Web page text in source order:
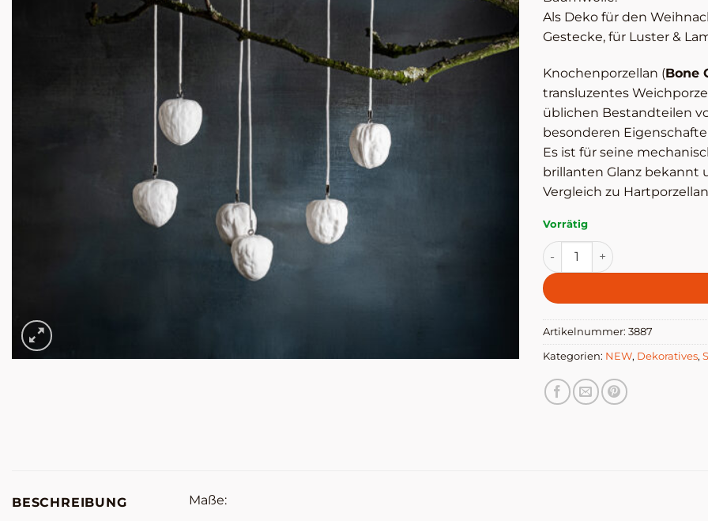
Als Deko für den
Gestecke, für Luster &
Knochenporzellan (Bone
transluzentes
üblichen Bestandteilen
besonderen
Es ist für seine
brillanten Glanz bekannt
Vergleich zu
Vorrätig
Walnusspaar zum Hängen
Artikelnummer: 3887
Kategorien: NEW, Dekoratives,
BESCHREIBUNG Maße: